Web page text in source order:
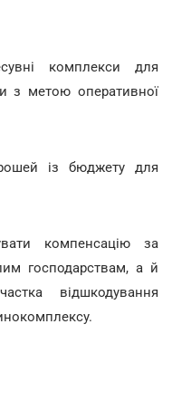
комплекси для
з метою оперативної
із бюджету для
компенсацію за
господарствам, а й
відшкодування